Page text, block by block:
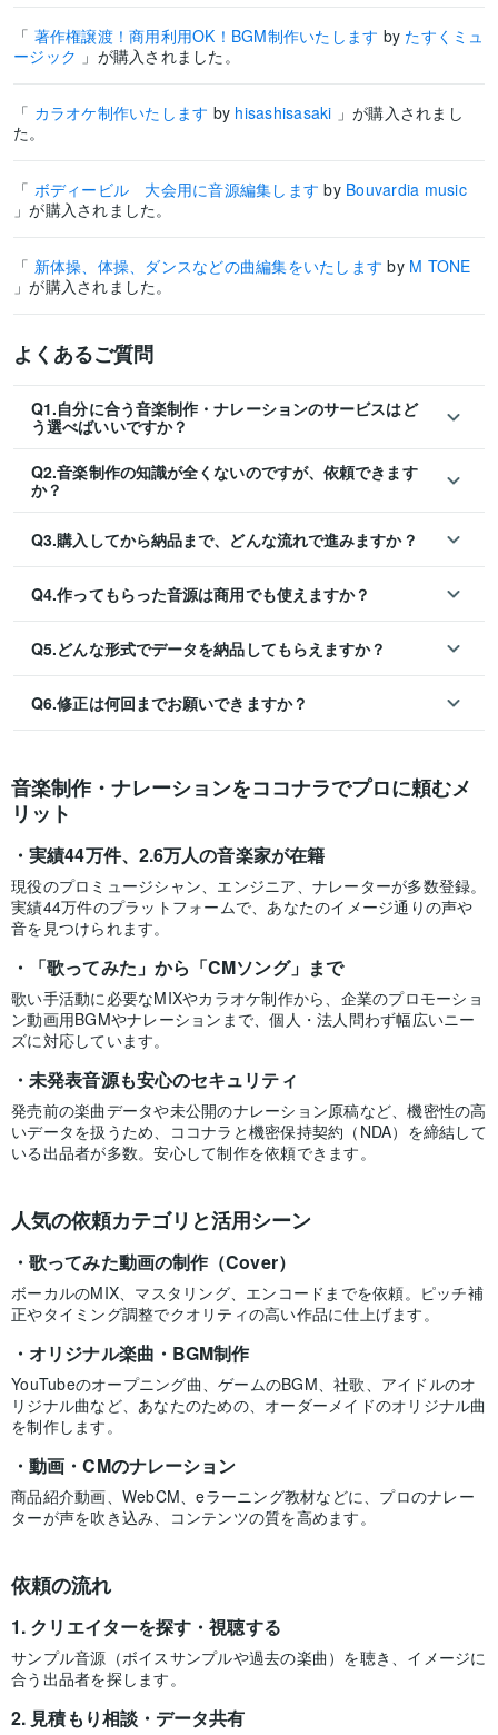
「 著作権譲渡！商用利用OK！BGM制作いたします by たすくミュ
ージック 」が購入されました。
「 カラオケ制作いたします by hisashisasaki 」が購入されまし
た。
「 ボディービル 大会用に音源編集しますby Bouvardia music
」が購入されました。
「 新体操、体操、ダンスなどの曲編集をいたしますby M TONE
」が購入されました。
よくあるご質問
Q1.自分に合う音楽制作・ナレーションのサービスはど
う選べばいいですか？
Q2.音楽制作の知識が全くないのですが、依頼できます
か？
Q3.購入してから納品まで、どんな流れで進みますか？
Q4.作ってもらった音源は商用でも使えますか？
Q5.どんな形式でデータを納品してもらえますか？
Q6.修正は何回までお願いできますか？
音楽制作・ナレーションをココナラでプロに頼むメ
リット
実績44万件、2.6万人の音楽家が在籍
現役のプロミュージシャン、エンジニア、ナレーターが多数登録。
実績44万件のプラットフォームで、あなたのイメージ通りの声や
音を見つけられます。
「歌ってみた」から「CMソング」まで
歌い手活動に必要なMIXやカラオケ制作から、企業のプロモーショ
ン動画用BGMやナレーションまで、個人・法人問わず幅広いニー
ズに対応しています。
未発表音源も安心のセキュリティ
発売前の楽曲データや未公開のナレーション原稿など、機密性の高
いデータを扱うため、ココナラと機密保持契約（NDA）を締結して
いる出品者が多数。安心して制作を依頼できます。
人気の依頼カテゴリと活用シーン
歌ってみた動画の制作（Cover）
ボーカルのMIX、マスタリング、エンコードまでを依頼。ピッチ補
正やタイミング調整でクオリティの高い作品に仕上げます。
オリジナル楽曲・BGM制作
YouTubeのオープニング曲、ゲームのBGM、社歌、アイドルのオ
リジナル曲など、あなたのための、オーダーメイドのオリジナル曲
を制作します。
動画・CMのナレーション
商品紹介動画、WebCM、eラーニング教材などに、プロのナレー
ターが声を吹き込み、コンテンツの質を高めます。
依頼の流れ
クリエイターを探す・視聴する
サンプル音源（ボイスサンプルや過去の楽曲）を聴き、イメージに
合う出品者を探します。
見積もり相談・データ共有